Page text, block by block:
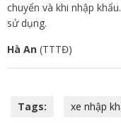
chuyển và khi nhập
sử dụng.
Hà An (TTTĐ)
Tags: xe nhập